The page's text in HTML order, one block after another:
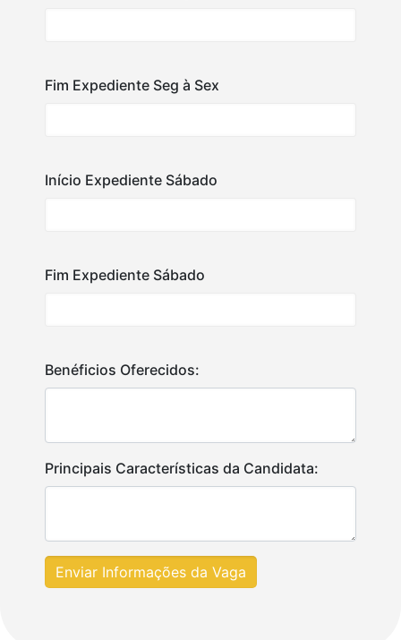
Fim Expediente Seg à Sex
Início Expediente Sábado
Fim Expediente Sábado
Benéficios Oferecidos:
Principais Características da Candidata:
Enviar Informações da Vaga